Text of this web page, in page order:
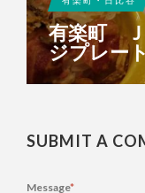
有楽町
ジプレート
SUBMIT A
Message*